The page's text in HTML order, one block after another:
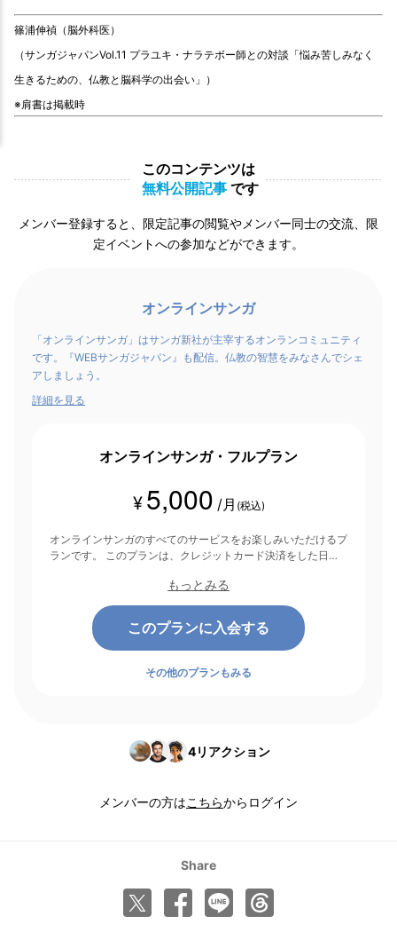
篠浦伸禎（脳外科医）
（サンガジャパンVol.11 プラユキ・ナラテボー師との対談「悩み苦しみなく
生きるための、仏教と脳科学の出会い」）
※肩書は掲載時
このコンテンツは
無料公開記事 です
メンバー登録すると、限定記事の閲覧やメンバー同士の交流、限
定イベントへの参加などができます。
オンラインサンガ
「オンラインサンガ」はサンガ新社が主宰するオンランコミュニティ
です。『WEBサンガジャパン』も配信。仏教の智慧をみなさんでシェ
アしましょう。
詳細を見る
オンラインサンガ・フルプラン
¥ 5,000 /月 (税込)
オンラインサンガのすべてのサービスをお楽しみいただけるプ
ランです。 このプランは、クレジットカード決済をした日を
もっとみる
このプランに入会する
その他のプランもみる
4リアクション
メンバーの方はこちらからログイン
Share